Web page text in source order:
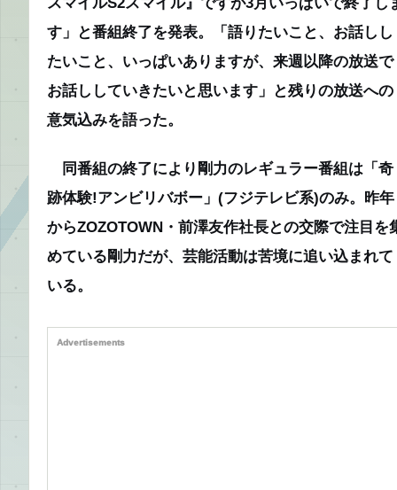
す」と番組終了を発表。「語りたいこと、お話しし
たいこと、いっぱいありますが、来週以降の放送で
お話ししていきたいと思います」と残りの放送への
意気込みを語った。
同番組の終了により剛力のレギュラー番組は「奇
跡体験!アンビリバボー」(フジテレビ系)のみ。昨年
からZOZOTOWN・前澤友作社長との交際で注目を
めている剛力だが、芸能活動は苦境に追い込まれて
いる。
Advertisements